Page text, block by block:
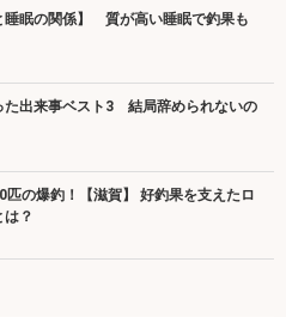
睡眠の関係】 質が高い睡眠で釣果も
た出来事ベスト3 結局辞められないの
匹の爆釣！【滋賀】 好釣果を支えたロ
は？